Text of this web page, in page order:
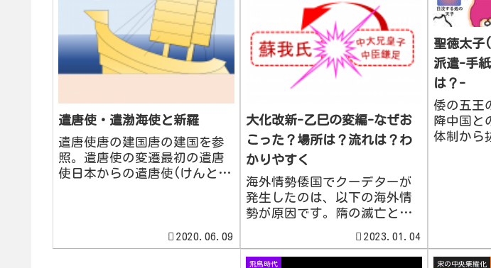
遣唐使・遣渤海使と新羅
遣唐使唐の建国唐の建国を参
照。遣唐使の変遷最初の遣唐
使日本からの遣唐使(けんとう
は614年の第四次遣隋使でもあ
った。遣唐使の再開遣唐使は
2020.06.09
大化改新-乙巳の変編-なぜお
こった？場所は？流れは？わ
かりやすく
海外情勢倭国でクーデターが
発生したのは、以下の海外情
勢が原因です。隋の滅亡と唐
国参照してください。高句麗
への征伐に何度も失敗したこ
2023.01.04
聖徳太子
派遣-手
は？-
倭の五王
降中国と
体制から
二十年
(...
飛鳥時代 宋の中央集権化